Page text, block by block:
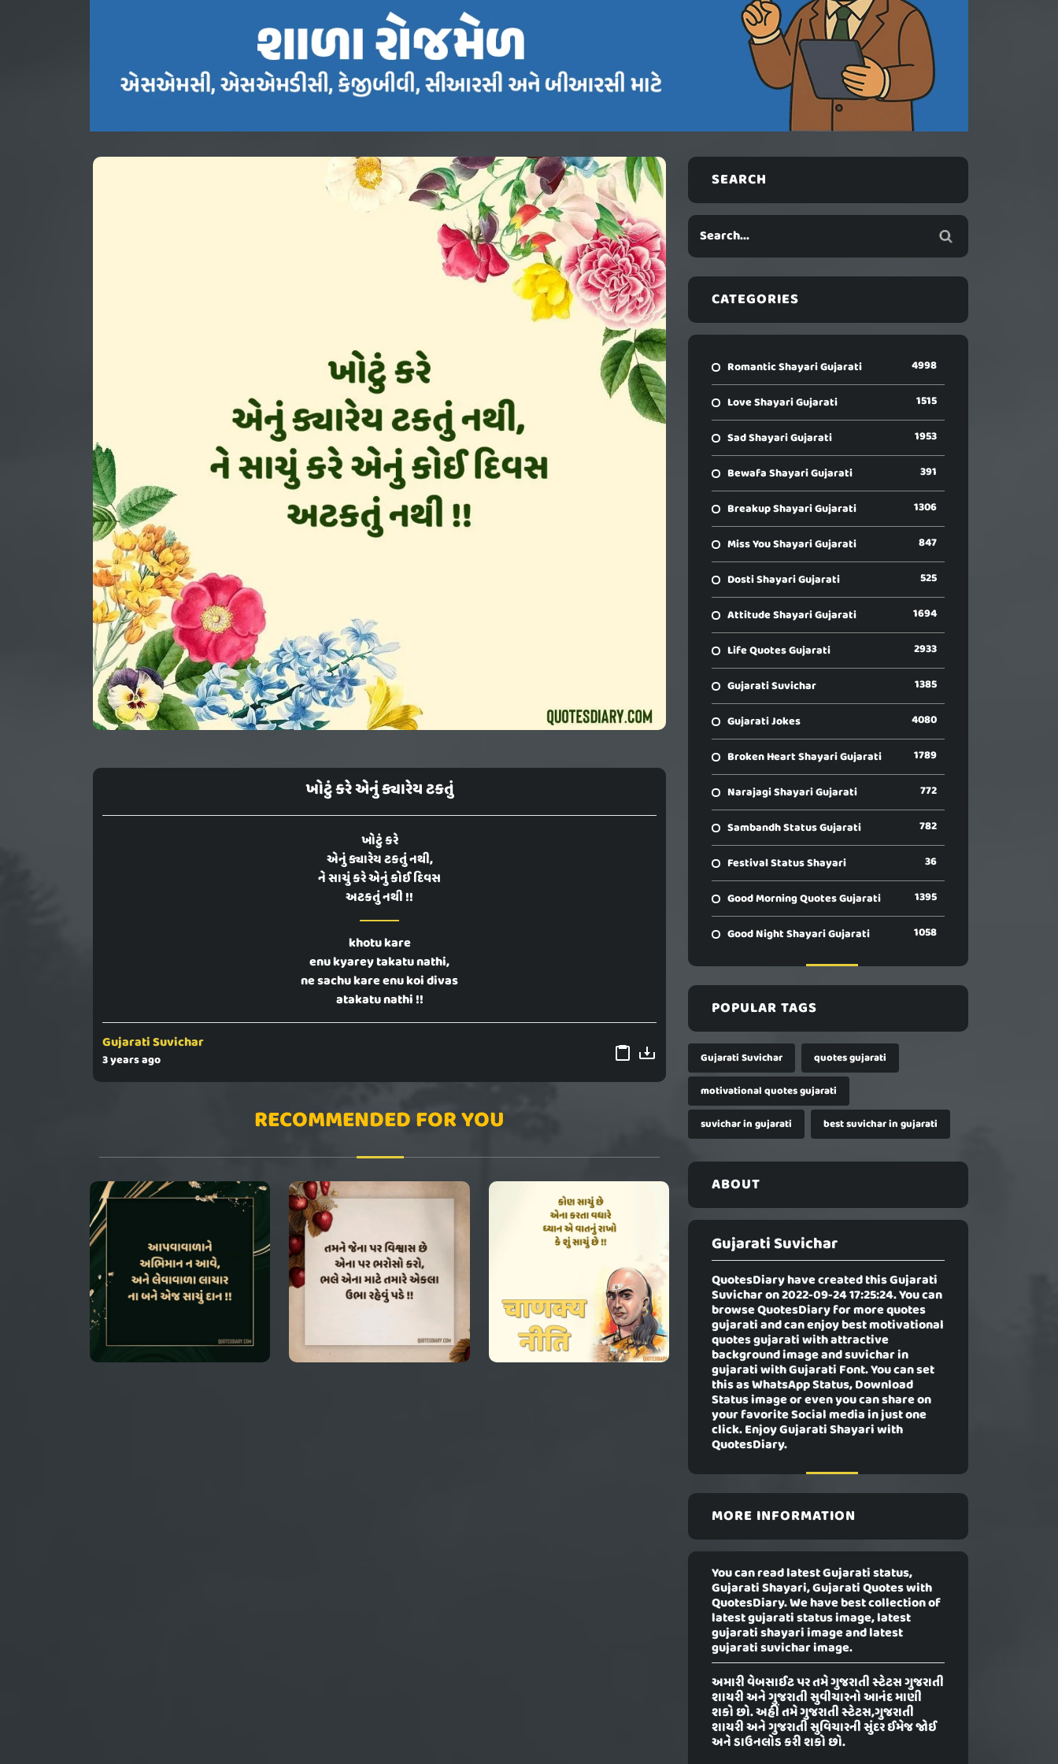
ખોટું કરે એનું ક્યારેય ટકતું
ખોટું કરે
એનું ક્યારેય ટકતું નથી,
ને સાચું કરે એનું કોઈ દિવસ
અટકતું નથી !!
khotu kare
enu kyarey takatu nathi,
ne sachu kare enu koi divas
atakatu nathi !!
Gujarati Suvichar
3 years ago
RECOMMENDED FOR YOU
SEARCH
CATEGORIES
Romantic Shayari Gujarati 4998
Love Shayari Gujarati 1515
Sad Shayari Gujarati 1953
Bewafa Shayari Gujarati 391
Breakup Shayari Gujarati 1306
Miss You Shayari Gujarati 847
Dosti Shayari Gujarati 525
Attitude Shayari Gujarati 1694
Life Quotes Gujarati 2933
Gujarati Suvichar 1385
Gujarati Jokes 4080
Broken Heart Shayari Gujarati 1789
Narajagi Shayari Gujarati 772
Sambandh Status Gujarati 782
Festival Status Shayari 36
Good Morning Quotes Gujarati 1395
Good Night Shayari Gujarati 1058
POPULAR TAGS
Gujarati Suvichar
quotes gujarati
motivational quotes gujarati
suvichar in gujarati
best suvichar in gujarati
ABOUT
Gujarati Suvichar
QuotesDiary have created thisGujarati
Suvicharon 2022-09-24 17:25:24. You can
browse QuotesDiary for more quotes
gujarati and can enjoy best motivational
quotes gujarati with attractive
background image and suvichar in
gujarati with Gujarati Font. You can set
this as WhatsApp Status, Download
Status image or even you can share on
your favorite Social media in just one
click. Enjoy Gujarati Shayari with
QuotesDiary.
MORE INFORMATION
You can read latest Gujarati status,
Gujarati Shayari, Gujarati Quotes with
QuotesDiary. We have best collection of
latest gujarati status image, latest
gujarati shayari image and latest
gujarati suvichar image.
અમારી વેબસાઈટ પર તમે ગુજરાતી સ્ટેટસ ગુજરાતી
શાયરી અને ગુજરાતી સુવીચારનો આનંદ માણી
શકો છો. અહીં તમે ગુજરાતી સ્ટેટસ,ગુજરાતી
શાયરી અને ગુજરાતી સુવિચારની સુંદર ઈમેજ જોઈ
અને ડાઉનલોડ કરી શકો છો.